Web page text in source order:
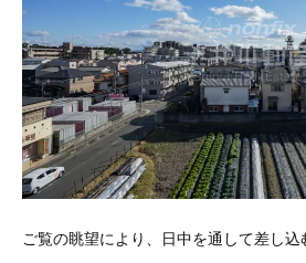
ご覧の眺望により、日中を通して差し